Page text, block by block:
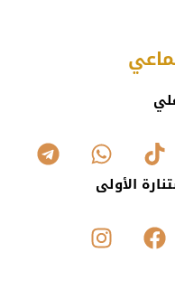
الأولى